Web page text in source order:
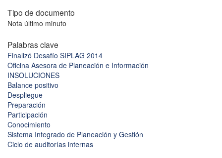
Tipo de documento
Nota último minuto
Palabras clave
Finalizó Desafío SIPLAG 2014
Oficina Asesora de Planeación e Información
INSOLUCIONES
Balance positivo
Despliegue
Preparación
Participación
Conocimiento
Sistema Integrado de Planeación y Gestión
Ciclo de auditorías internas